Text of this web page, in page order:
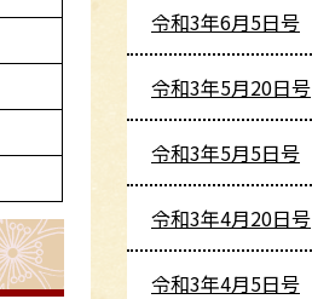
令和3年6月5日号
令和3年5月20日号
令和3年5月5日号
令和3年4月20日号
令和3年4月5日号